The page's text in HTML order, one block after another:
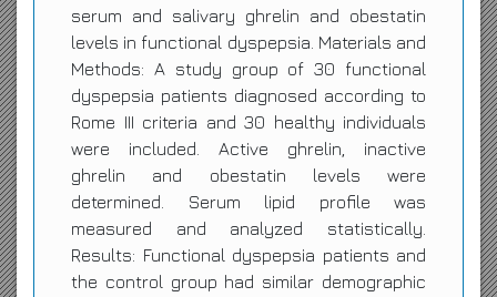
serum and salivary ghrelin and obestatin
levels in functional dyspepsia. Materials and
Methods: A study group of 30 functional
dyspepsia patients diagnosed according to
Rome III criteria and 30 healthy individuals
were included. Active ghrelin, inactive
ghrelin and obestatin levels were
determined. Serum lipid profile was
measured and analyzed statistically.
Results: Functional dyspepsia patients and
the control group had similar demographic